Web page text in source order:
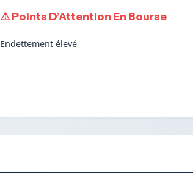
⚠️ Points D’Attention En Bourse
Endettement élevé